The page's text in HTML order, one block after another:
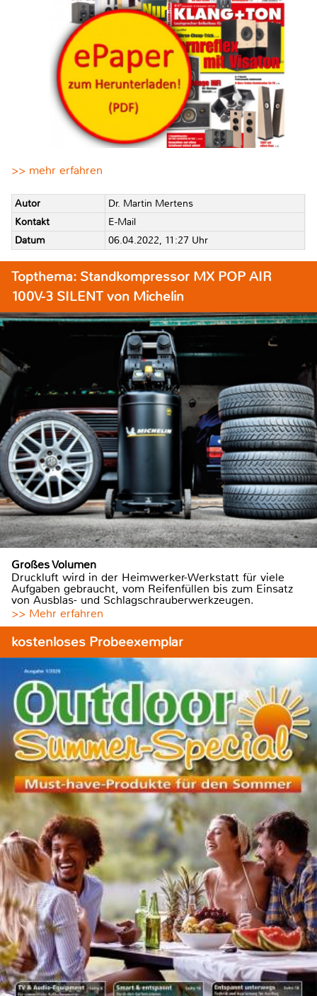
>> mehr erfahren
Autor
Dr. Martin Mertens
Kontakt
E-Mail
Datum
06.04.2022, 11:27 Uhr
Topthema: Standkompressor MX POP AIR
100V-3 SILENT von Michelin
Großes Volumen
Druckluft wird in der Heimwerker-Werkstatt für viele
Aufgaben gebraucht, vom Reifenfüllen bis zum Einsatz
von Ausblas- und Schlagschrauberwerkzeugen.
>> Mehr erfahren
kostenloses Probeexemplar